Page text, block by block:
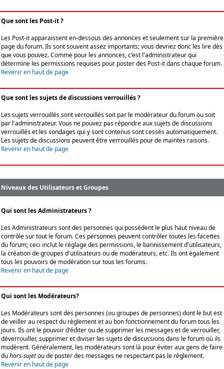
Que sont les Post-it ?
Les Post-it apparaissent en-dessous des annonces et seulement sur la première
page du forum. Ils sont souvent assez importants; vous devriez donc les lire dès
que vous pouvez. Comme pour les annonces, c'est l'administrateur qui
détermine les permissions requises pour poster des Post-it dans chaque forum.
Revenir en haut de page
Que sont les sujets de discussions verrouillés ?
Les sujets verrouillés sont verrouillés soit par le modérateur du forum ou soit
par l'administrateur. Vous ne pouvez pas répondre aux sujets de discussions
verrouillés et les sondages qui y sont contenus sont cessés automatiquement.
Les sujets de discussions peuvent être verrouillés pour de maintes raisons.
Revenir en haut de page
Niveaux des Utilisateurs et Groupes
Qui sont les Administrateurs ?
Les Administrateurs sont des personnes qui possèdent le plus haut niveau de
contrôle sur tout le forum. Ces personnes peuvent contrôler toutes les facettes
du forum; ceci inclut le réglage des permissions, le bannissement d'utilisateurs,
la création de groupes d'utilisateurs ou de modérateurs, etc. Ils ont également
tous les pouvoirs de modération sur tous les forums.
Revenir en haut de page
Qui sont les Modérateurs?
Les Modérateurs sont des personnes (ou groupes de personnes) dont le but est
de veiller au respect du règlement et au bon fonctionnement du forum tous les
jours. Ils ont le pouvoir d'éditer ou de supprimer les messages et de verrouiller,
déverrouiller, supprimer et diviser les sujets de discussions dans le forum où ils
modèrent. Généralement, les modérateurs sont là pour éviter aux gens de faire
duhors-sujetou de poster des messages ne respectant pas le règlement.
Revenir en haut de page